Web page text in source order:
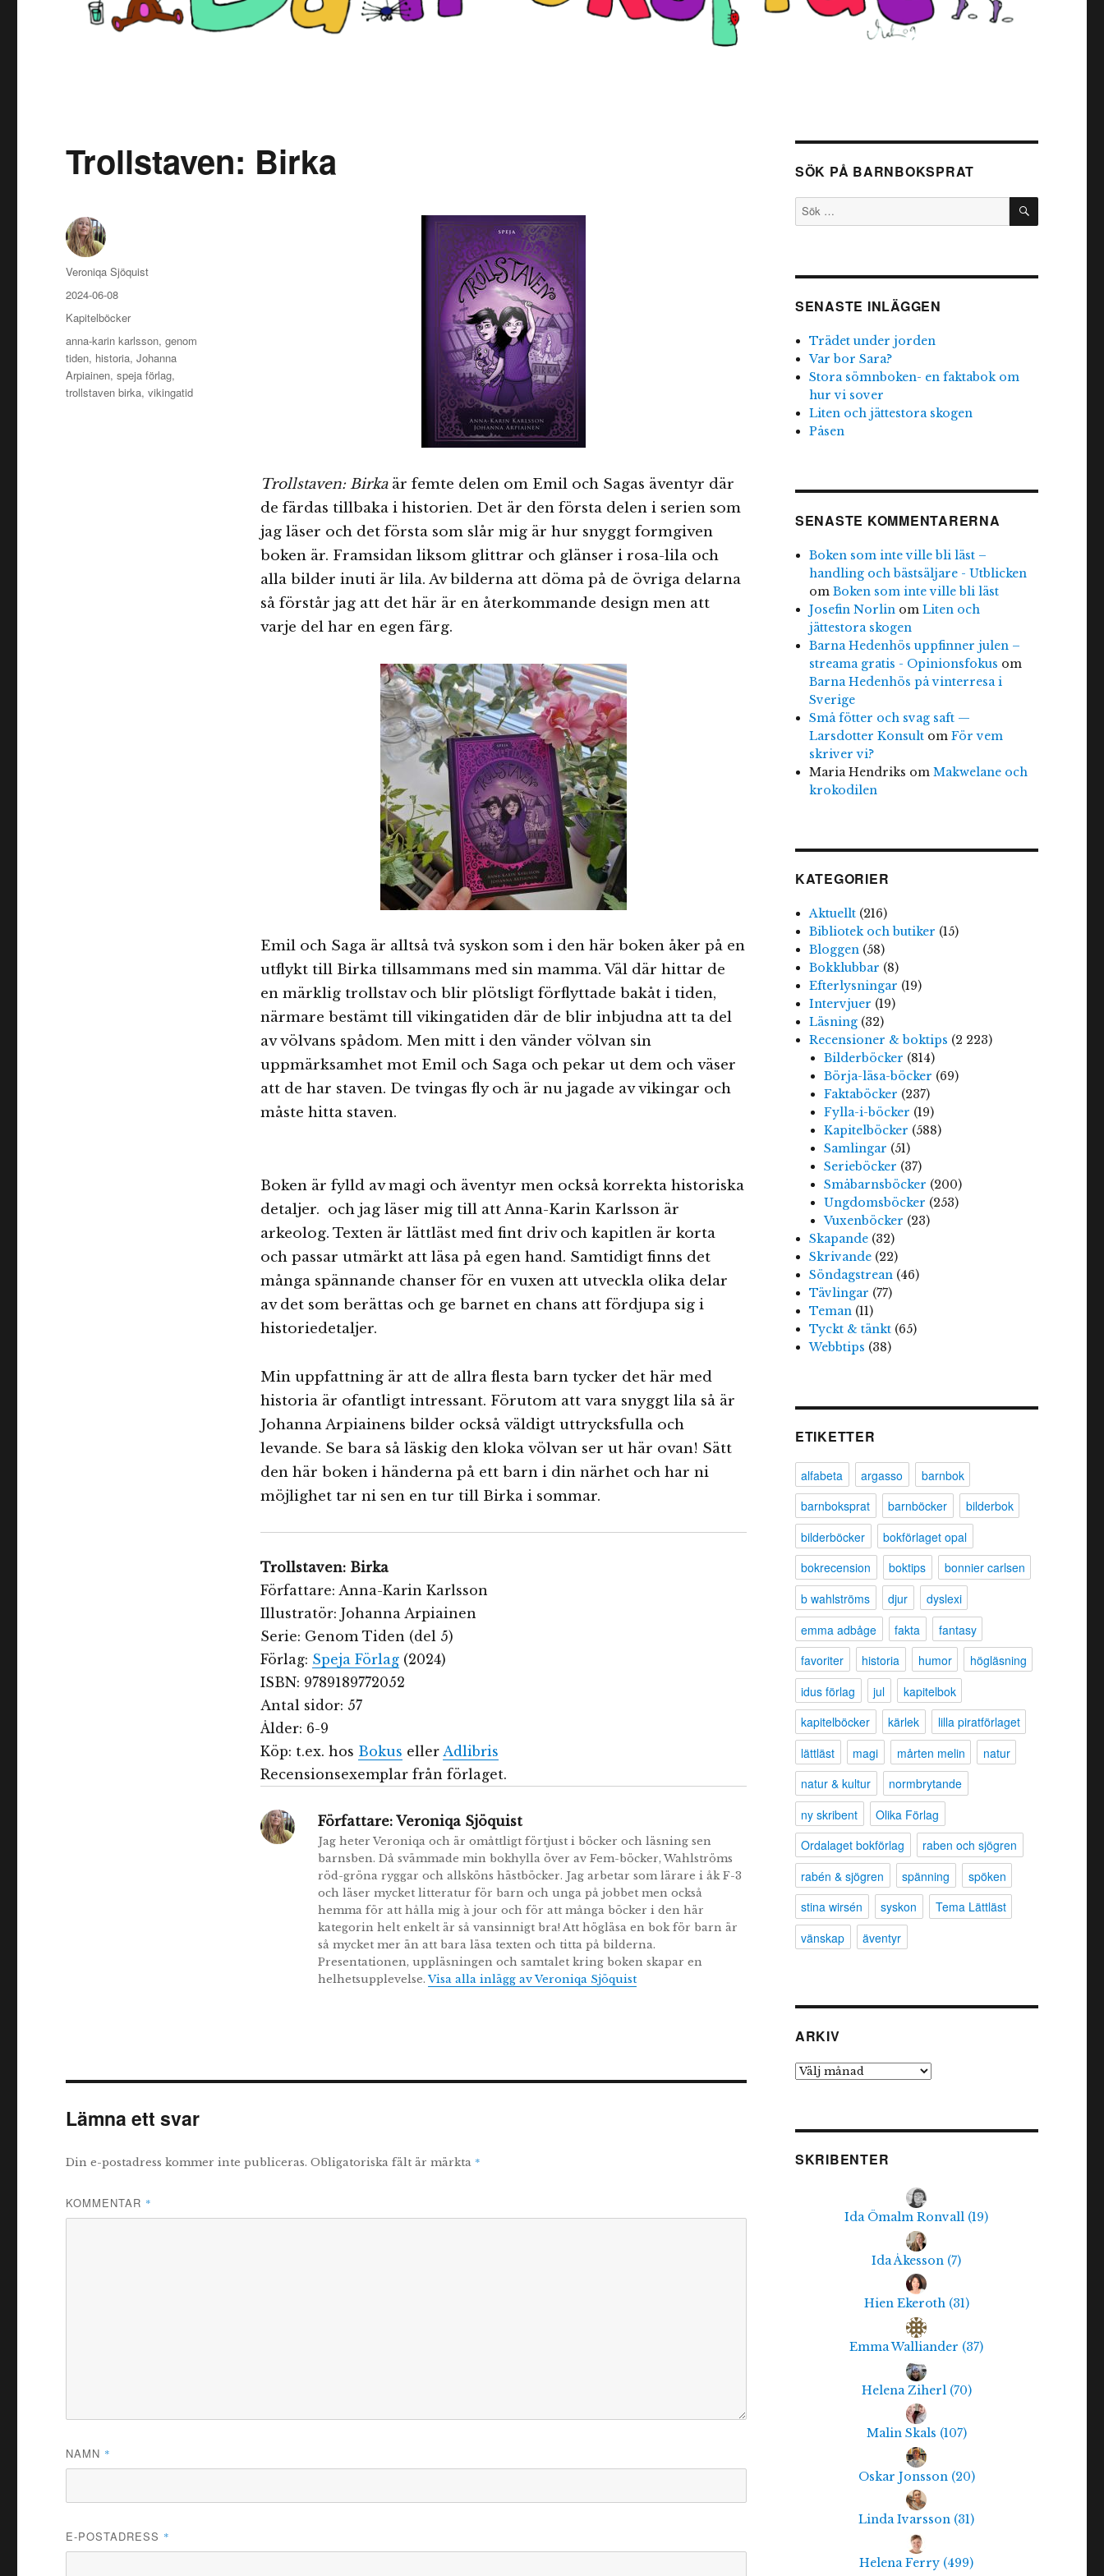
Trollstaven: Birka
Trollstaven: Birkaär femte delen om Emil och Sagas äventyr där
de färdas tillbaka i historien. Det är den första delen i serien som
jag läser och det första som slår mig är hur snyggt formgiven
boken är. Framsidan liksom glittrar och glänser i rosa-lila och
alla bilder inuti är lila. Av bilderna att döma på de övriga delarna
så förstår jag att det här är en återkommande design men att
varje del har en egen färg.
Emil och Saga är alltså två syskon som i den här boken åker på en
utflykt till Birka tillsammans med sin mamma. Väl där hittar de
en märklig trollstav och blir plötsligt förflyttade bakåt i tiden,
närmare bestämt till vikingatiden där de blir inbjudna att ta del
av völvans spådom. Men mitt i den vänder völvan sin
uppmärksamhet mot Emil och Saga och pekar ut dem och väser
att de har staven. De tvingas fly och är nu jagade av vikingar och
måste hitta staven.
Boken är fylld av magi och äventyr men också korrekta historiska
detaljer. och jag läser mig till att Anna-Karin Karlsson är
arkeolog. Texten är lättläst med fint driv och kapitlen är korta
och passar utmärkt att läsa på egen hand. Samtidigt finns det
många spännande chanser för en vuxen att utveckla olika delar
av det som berättas och ge barnet en chans att fördjupa sig i
historiedetaljer.
Min uppfattning är att de allra flesta barn tycker det här med
historia är ofantligt intressant. Förutom att vara snyggt lila så är
Johanna Arpiainens bilder också väldigt uttrycksfulla och
levande. Se bara så läskig den kloka völvan ser ut här ovan! Sätt
den här boken i händerna på ett barn i din närhet och har ni
möjlighet tar ni sen en tur till Birka i sommar.
Trollstaven: Birka
Författare: Anna-Karin Karlsson
Illustratör: Johanna Arpiainen
Serie: Genom Tiden (del 5)
Förlag: Speja Förlag(2024)
ISBN: 9789189772052
Antal sidor: 57
Ålder: 6-9
Köp: t.ex. hos Bokus eller Adlibris
Recensionsexemplar från förlaget.
Författare:Veroniqa Sjöquist
Jag heter Veroniqa och är omåttligt förtjust i böcker och läsning sen
barnsben. Då svämmade min bokhylla över av Fem-böcker, Wahlströms
röd-gröna ryggar och allsköns hästböcker. Jag arbetar som lärare i åk F-3
och läser mycket litteratur för barn och unga på jobbet men också
hemma för att hålla mig à jour och för att många böcker i den här
kategorin helt enkelt är så vansinnigt bra! Att högläsa en bok för barn är
så mycket mer än att bara läsa texten och titta på bilderna.
Presentationen, uppläsningen och samtalet kring boken skapar en
helhetsupplevelse.Visa alla inlägg av Veroniqa Sjöquist
Författare
Veroniqa Sjöquist
Publicerat
den
2024-06-08
Kategorier
Kapitelböcker
Etiketter
anna-karin karlsson,genom
tiden, historia,Johanna
Arpiainen,speja förlag,
trollstaven birka,vikingatid
Lämna ett svar
Din e-postadress kommer inte publiceras. Obligatoriska fält är märkta *
KOMMENTAR *
NAMN *
E-POSTADRESS *
SÖK PÅ BARNBOKSPRAT
Sök
efter:
SÖK
SENASTE INLÄGGEN
Trädet under jorden
Var bor Sara?
Stora sömnboken- en faktabok om
hur vi sover
Liten och jättestora skogen
Påsen
SENASTE KOMMENTARERNA
Boken som inte ville bli läst –
handling och bästsäljare - Utblicken
omBoken som inte ville bli läst
Josefin Norlin omLiten och
jättestora skogen
Barna Hedenhös uppfinner julen –
streama gratis - Opinionsfokus om
Barna Hedenhös på vinterresa i
Sverige
Små fötter och svag saft —
Larsdotter Konsult omFör vem
skriver vi?
Maria Hendriks omMakwelane och
krokodilen
KATEGORIER
Aktuellt (216)
Bibliotek och butiker (15)
Bloggen (58)
Bokklubbar (8)
Efterlysningar (19)
Intervjuer (19)
Läsning (32)
Recensioner & boktips (2 223)
Bilderböcker (814)
Börja-läsa-böcker (69)
Faktaböcker (237)
Fylla-i-böcker (19)
Kapitelböcker (588)
Samlingar (51)
Serieböcker (37)
Småbarnsböcker (200)
Ungdomsböcker (253)
Vuxenböcker (23)
Skapande (32)
Skrivande (22)
Söndagstrean (46)
Tävlingar (77)
Teman (11)
Tyckt & tänkt (65)
Webbtips (38)
ETIKETTER
alfabeta argasso
barnbok
barnboksprat
barnböcker
bilderbok
bilderböcker
bokförlaget opal
bokrecension
boktips
bonnier carlsen
b wahlströms
djur
dyslexi
emma adbåge
fakta
fantasy
favoriter
historia humor
högläsning
idus förlag
jul
kapitelbok
kapitelböcker
kärlek
lilla piratförlaget
lättläst
magi mårten melin
natur
natur & kultur
normbrytande
ny skribent
Olika Förlag
Ordalaget bokförlag
raben och sjögren
rabén & sjögren
spänning
spöken
stina wirsén
syskon
Tema Lättläst
vänskap
äventyr
ARKIV
Arkiv
SKRIBENTER
Ida Ömalm Ronvall (19)
Ida Åkesson (7)
Hien Ekeroth (31)
Emma Walliander (37)
Helena Ziherl (70)
Malin Skals (107)
Oskar Jonsson (20)
Linda Ivarsson (31)
Helena Ferry (499)